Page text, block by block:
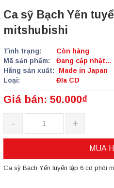
Ca sỹ Bạch Yến
mitshubishi
Tình trạng:
Còn hàng
Mã sản phẩm:
Đang cập nhật...
Hãng sản xuất:
Made in Japan
Loại:
Đĩa CD
Giá bán: 50.000₫
- +
MUA
Ca sỹ Bạch Yến tuyển tập 6 cd phôi